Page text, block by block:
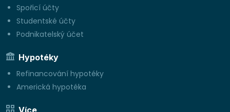
Spořicí účty
Studentské účty
Podnikatelský účet
Hypotéky
Refinancování hypotéky
Americká hypotéka
Více